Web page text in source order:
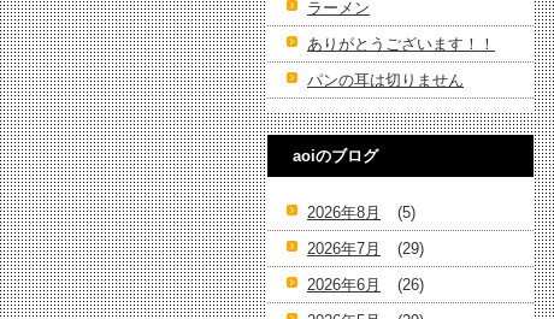
ラーメン
ありがとうございます！！
パンの耳は切りません
aoiのブログ
2026年8月
(5)
2026年7月
(29)
2026年6月
(26)